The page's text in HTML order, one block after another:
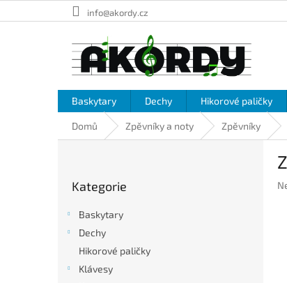
na
info@akordy.cz
Baskytary Dechy Hikorové paličky
Domů Zpěvníky a noty Zpěvníky
kategorie
Kategorie
Baskytary
Dechy
Hikorové paličky
Klávesy